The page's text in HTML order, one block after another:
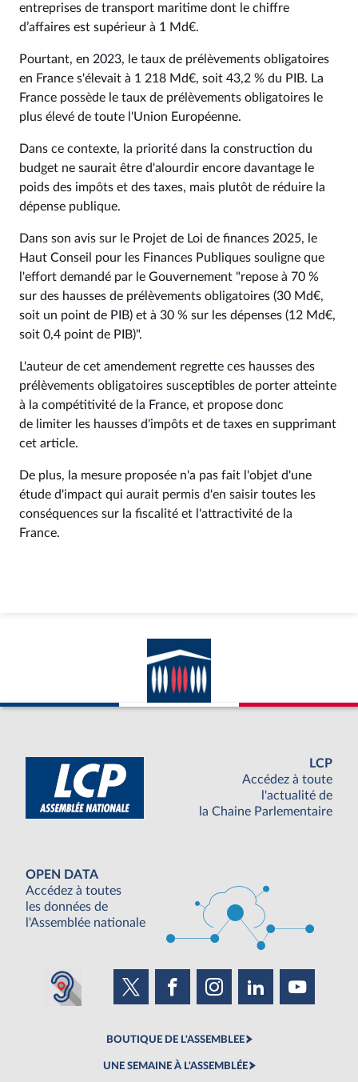
entreprises de transport maritime dont le chiffre
d’affaires est supérieur à 1 Md€.
Pourtant, en 2023, le taux de prélèvements obligatoires
en France s'élevait à 1 218 Md€, soit 43,2 % du PIB. La
France possède le taux de prélèvements obligatoires le
plus élevé de toute l'Union Européenne.
Dans ce contexte, la priorité dans la construction du
budget ne saurait être d'alourdir encore davantage le
poids des impôts et des taxes, mais plutôt de réduire la
dépense publique.
Dans son avis sur le Projet de Loi de finances 2025, le
Haut Conseil pour les Finances Publiques souligne que
l'effort demandé par le Gouvernement "repose à 70 %
sur des hausses de prélèvements obligatoires (30 Md€,
soit un point de PIB) et à 30 % sur les dépenses (12 Md€,
soit 0,4 point de PIB)".
L'auteur de cet amendement regrette ces hausses des
prélèvements obligatoires susceptibles de porter atteinte
à la compétitivité de la France, et propose donc
de limiter les hausses d'impôts et de taxes en supprimant
cet article.
De plus, la mesure proposée n'a pas fait l'objet d'une
étude d'impact qui aurait permis d'en saisir toutes les
conséquences sur la fiscalité et l'attractivité de la
France.
LCP
Accédez à toute
l'actualité de
la Chaine Parlementaire
OPEN DATA
Accédez à toutes
les données de
l'Assemblée nationale
BOUTIQUE DE L'ASSEMBLEE
UNE SEMAINE À L'ASSEMBLÉE